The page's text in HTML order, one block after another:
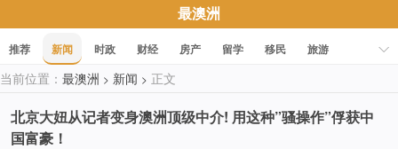
最澳洲
推荐 新闻 时政 财经 房产 留学 移民
旅游
科技
职场 美食 文化
当前位置： 最澳洲 > 新闻 > 正文
北京大妞从记者变身澳洲顶级中介! 用这种”骚操作”俘获中
国富豪！